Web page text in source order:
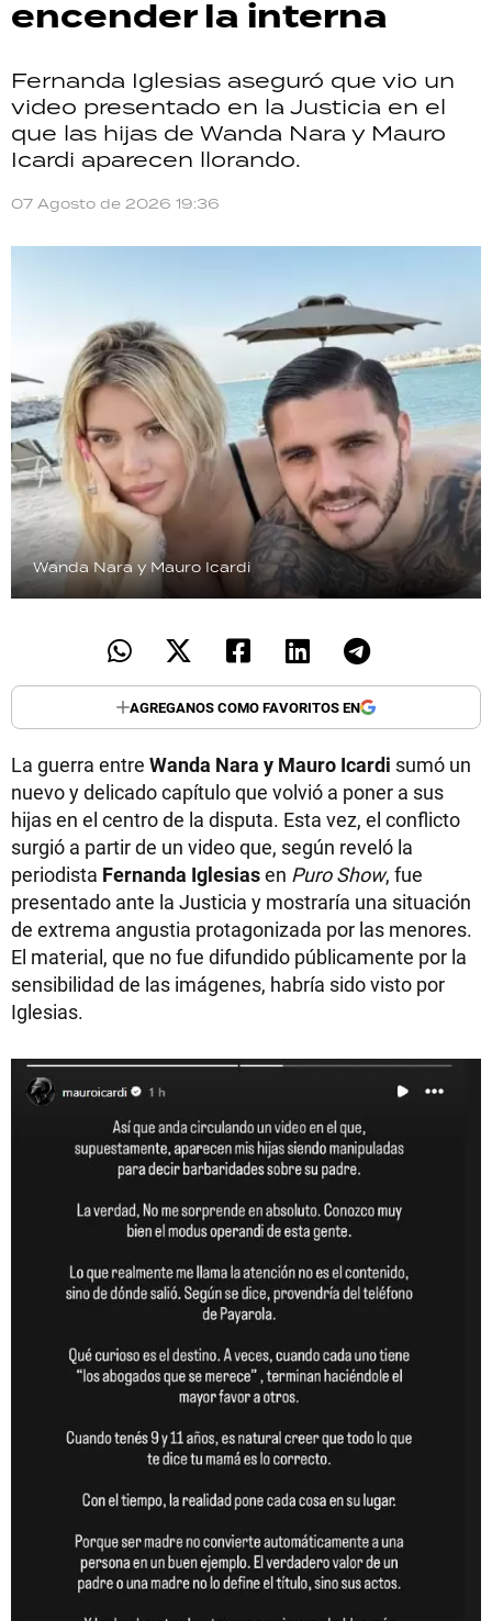
encender la interna
Fernanda Iglesias aseguró que vio un
video presentado en la Justicia en el
que las hijas de Wanda Nara y Mauro
Icardi aparecen llorando.
07 Agosto de 2026 19:36
Wanda Nara y Mauro Icardi
AGREGANOS COMO FAVORITOS EN
La guerra entre Wanda Nara y Mauro Icardi sumó un
nuevo y delicado capítulo que volvió a poner a sus
hijas en el centro de la disputa. Esta vez, el conflicto
surgió a partir de un video que, según reveló la
periodista Fernanda Iglesiasen Puro Show, fue
presentado ante la Justicia y mostraría una situación
de extrema angustia protagonizada por las menores.
El material, que no fue difundido públicamente por la
sensibilidad de las imágenes, habría sido visto por
Iglesias.